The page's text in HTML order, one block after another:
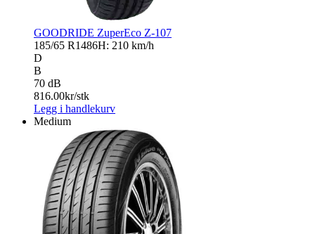
GOODRIDE ZuperEco Z-107
185/65 R1486H: 210 km/h
D
B
70 dB
816.00kr/stk
Legg i handlekurv
Medium